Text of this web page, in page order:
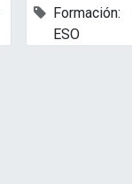
Formación:
ESO